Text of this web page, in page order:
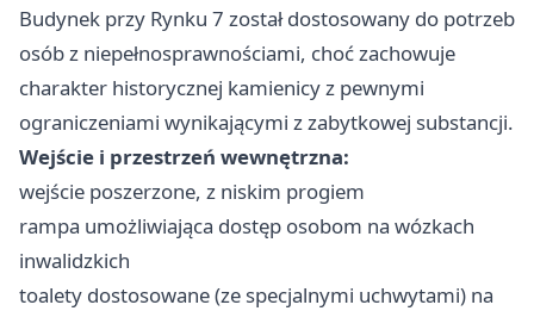
Budynek przy Rynku 7 został dostosowany do potrzeb
osób z niepełnosprawnościami, choć zachowuje
charakter historycznej kamienicy z pewnymi
ograniczeniami wynikającymi z zabytkowej substancji.
Wejście i przestrzeń wewnętrzna:
wejście poszerzone, z niskim progiem
rampa umożliwiająca dostęp osobom na wózkach
inwalidzkich
toalety dostosowane (ze specjalnymi uchwytami) na